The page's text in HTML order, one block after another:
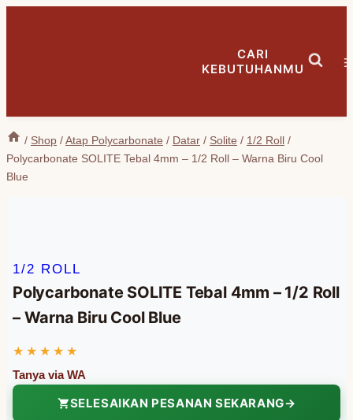
CARI
KEBUTUHANMU
/ Shop /Atap Polycarbonate / Datar / Solite / 1/2 Roll /
Polycarbonate SOLITE Tebal 4mm – 1/2 Roll – Warna Biru Cool
Blue
1/2 ROLL
Polycarbonate SOLITE Tebal 4mm – 1/2 Roll
– Warna Biru Cool Blue
SELESAIKAN PESANAN SEKARANG